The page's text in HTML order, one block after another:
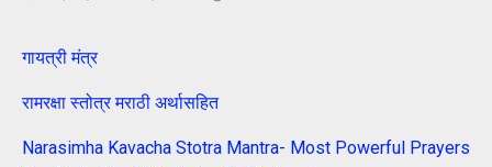
गायत्री मंत्र
रामरक्षा स्तोत्र मराठी अर्थासहित
Narasimha Kavacha Stotra Mantra- Most Powerful Prayers